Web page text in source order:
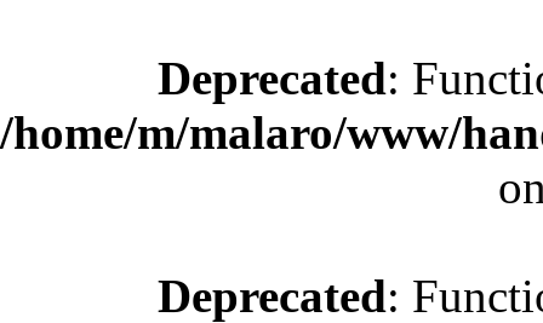
Deprecated:
/home/m/malaro/www/
Deprecated: